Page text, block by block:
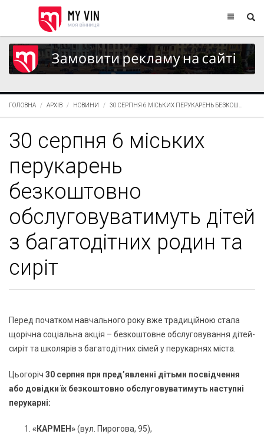
ГОЛОВНА АРХІВ НОВИНИ 30 СЕРПНЯ 6 МІСЬКИХ ПЕРУКАРЕНЬ БЕЗКОШ...
30 серпня 6 міських
перукарень
безкоштовно
обслуговуватимуть дітей
з багатодітних родин та
сиріт
Перед початком навчального року вже традиційною стала
щорічна соціальна акція – безкоштовне обслуговування дітей-
сиріт та школярів з багатодітних сімей у перукарнях міста.
Цьогоріч 30 серпня при пред’явленні дітьми посвідчення
або довідки їх безкоштовно обслуговуватимуть наступні
перукарні:
«КАРМЕН»(вул. Пирогова, 95),